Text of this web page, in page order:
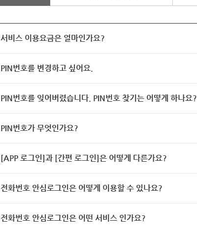
서비스 이용요금은 얼마인가요?
PIN번호를 변경하고 싶어요.
PIN번호를 잊어버렸습니다. PIN번호 찾기는 어떻게 하나요?
PIN번호가 무엇인가요?
[APP 로그인]과 [간편 로그인]은 어떻게 다른가요?
전화번호 안심로그인은 어떻게 이용할 수 있나요?
전화번호 안심로그인은 어떤 서비스 인가요?